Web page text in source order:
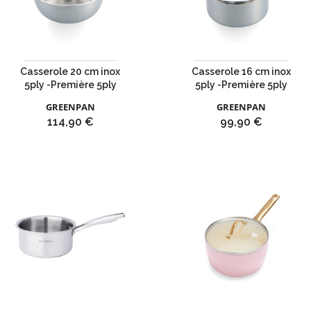
Casserole 20 cm inox
5ply -Première 5ply
GREENPAN
Prix
114,90 €
Casserole 16 cm inox
5ply -Première 5ply
GREENPAN
Prix
99,90 €